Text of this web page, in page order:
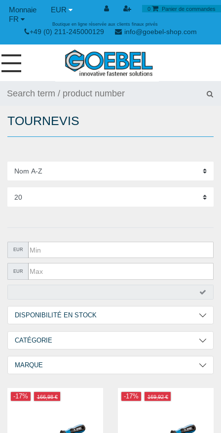
FR
EUR 0 Panier de commandes
+49 (0) 211-245000129 info@goebel-shop.com
Boutique en ligne réservée aux clients finaux privés
VIS
OUTILLAGE POUR RIVETS
COLLER ET ISOLER
EPI ÉQUIPEMENT
CATALOGUES
TOURNEVIS
EUR
EUR
DISPONIBILITÉ EN STOCK
2 Jours
CATÉGORIE
MARQUE
-17%
166,98 € -17% 169,92 €